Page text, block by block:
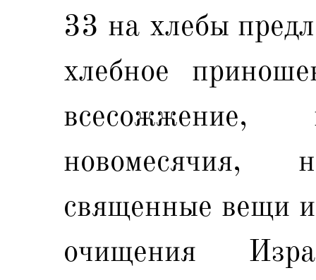
33 на хлебы
хлебное
священные вещи
очищения